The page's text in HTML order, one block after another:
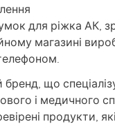
для ріжка АК,
магазині
що
і медичного
продукти, які